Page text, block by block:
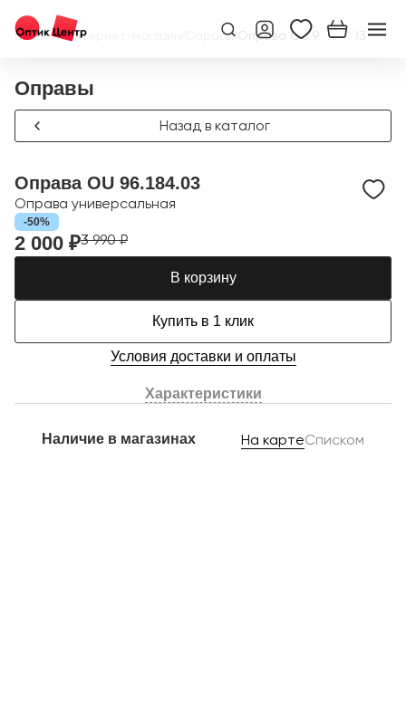
Главная/Интернет-магазин Оправы/Оправа OU 96.184.03
Оправы
Назад в каталог
Оправа OU 96.184.03
Оправа универсальная
-50%
2 000 ₽3 990 ₽
В корзину
Купить в 1 клик
Условия доставки и оплаты
Характеристики
Наличие в магазинах На картеСписком